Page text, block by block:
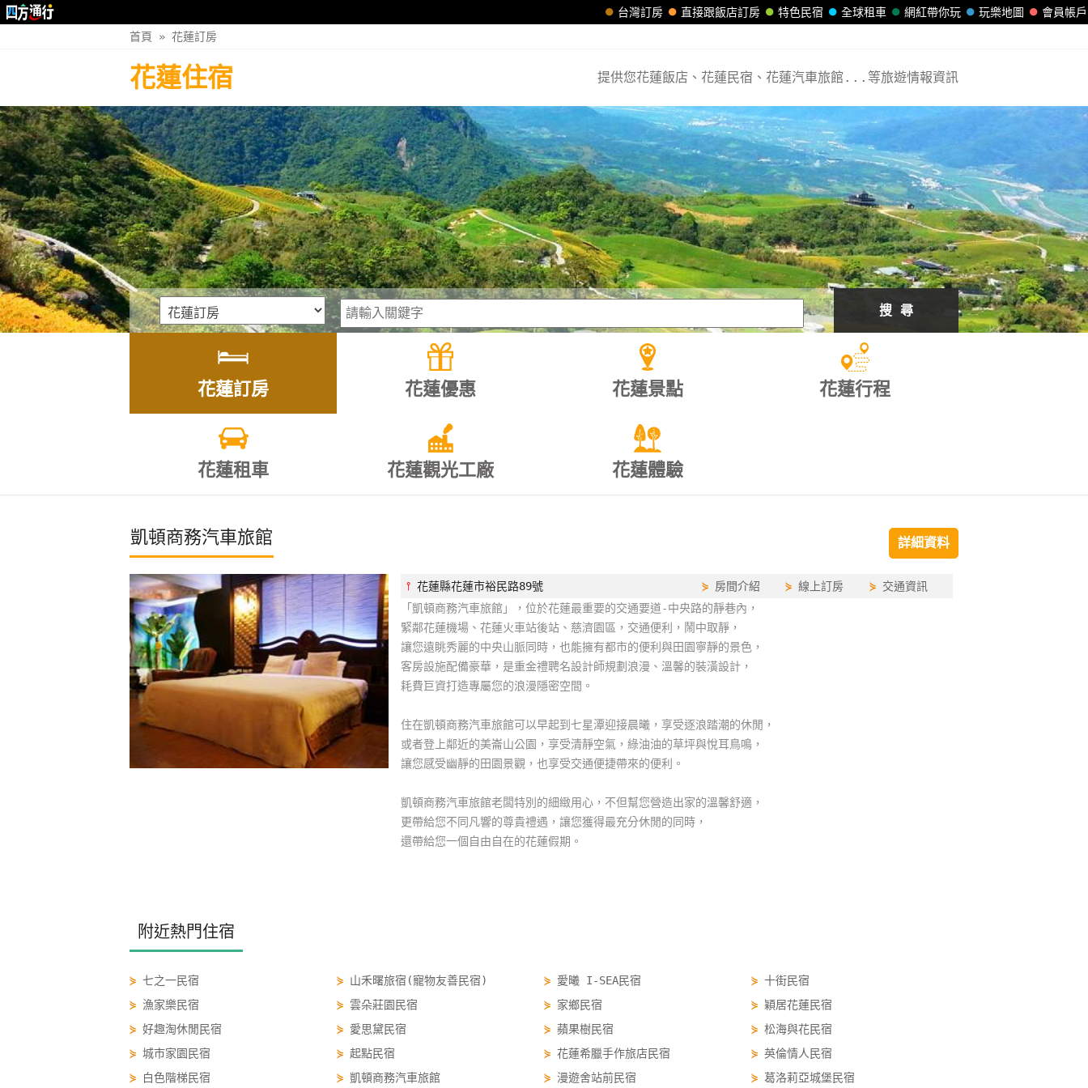
會員帳戶
玩樂地圖
網紅帶你玩
全球租車
特色民宿
直接跟飯店訂房
台灣訂房
首頁 » 花蓮訂房
花蓮住宿 提供您花蓮飯店、花蓮民宿、花蓮汽車旅館...等旅遊情報資訊
搜 尋
花蓮訂房 花蓮優惠 花蓮景點 花蓮行程
花蓮租車 花蓮觀光工廠 花蓮體驗
凱頓商務汽車旅館 詳細資料
⫯ 花蓮縣花蓮市裕民路89號 ⋟ 房間介紹 ⋟線上訂房 ⋟ 交通資訊
「凱頓商務汽車旅館」，位於花蓮最重要的交通要道-中央路的靜巷內，
緊鄰花蓮機場、花蓮火車站後站、慈濟園區，交通便利，鬧中取靜，
讓您遠眺秀麗的中央山脈同時，也能擁有都市的便利與田園寧靜的景色，
客房設施配備豪華，是重金禮聘名設計師規劃浪漫、溫馨的裝潢設計，
耗費巨資打造專屬您的浪漫隱密空間。
住在凱頓商務汽車旅館可以早起到七星潭迎接晨曦，享受逐浪踏潮的休閒，
或者登上鄰近的美崙山公園，享受清靜空氣，綠油油的草坪與悅耳鳥鳴，
讓您感受幽靜的田園景觀，也享受交通便捷帶來的便利。
凱頓商務汽車旅館老闆特別的細緻用心，不但幫您營造出家的溫馨舒適，
更帶給您不同凡響的尊貴禮遇，讓您獲得最充分休閒的同時，
還帶給您一個自由自在的花蓮假期。
附近熱門住宿
⋟ 七之一民宿 ⋟ 山禾曙旅宿(寵物友善民宿) ⋟ 愛曦 I-SEA民宿 ⋟ 十街民宿
⋟ 漁家樂民宿 ⋟ 雲朵莊園民宿 ⋟ 家鄉民宿 ⋟ 穎居花蓮民宿
⋟ 好趣淘休閒民宿 ⋟ 愛思黛民宿 ⋟ 蘋果樹民宿 ⋟ 松海與花民宿
⋟ 城市家園民宿 ⋟ 起點民宿 ⋟ 花蓮希臘手作旅店民宿 ⋟ 英倫情人民宿
⋟
白色階梯民宿 ⋟ 凱頓商務汽車旅館 ⋟ 漫遊舍站前民宿 ⋟ 葛洛莉亞城堡民宿